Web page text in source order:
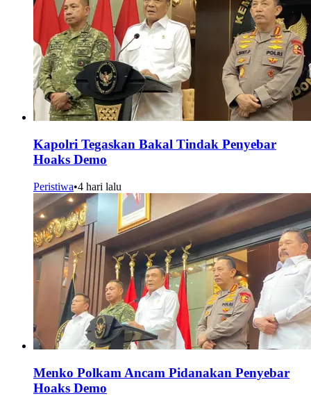
Kapolri Tegaskan Bakal Tindak Penyebar
Hoaks Demo
Peristiwa•4 hari lalu
Menko Polkam Ancam Pidanakan Penyebar
Hoaks Demo